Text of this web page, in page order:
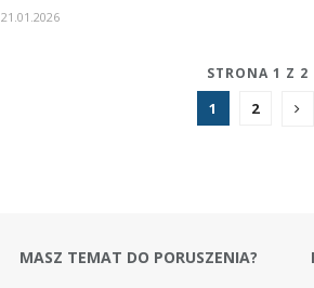
21.01.2026
STRONA 1 Z 2
1 2
MASZ TEMAT DO PORUSZENIA?